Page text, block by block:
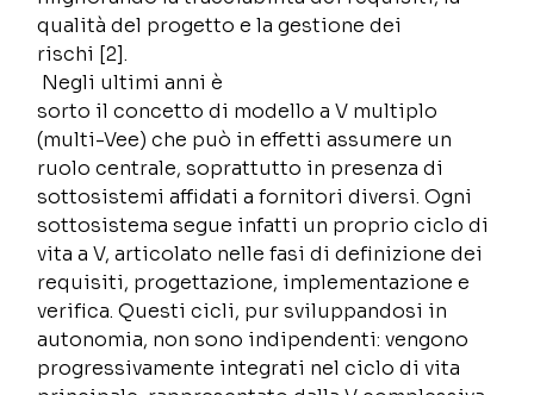
qualità del progetto e la gestione dei
rischi [2].
Negli ultimi anni è
sorto il concetto di modello a V multiplo
(multi-Vee) che può in effetti assumere un
ruolo centrale, soprattutto in presenza di
sottosistemi affidati a fornitori diversi. Ogni
sottosistema segue infatti un proprio ciclo di
vita a V, articolato nelle fasi di definizione dei
requisiti, progettazione, implementazione e
verifica. Questi cicli, pur sviluppandosi in
autonomia, non sono indipendenti: vengono
progressivamente integrati nel ciclo di vita